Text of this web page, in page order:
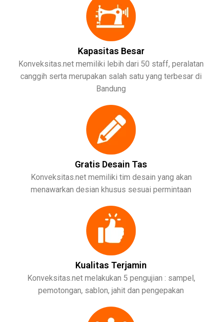
Kapasitas Besar
Konveksitas.net memiliki lebih dari 50 staff, peralatan
canggih serta merupakan salah satu yang terbesar di
Bandung
Gratis Desain Tas
Konveksitas.net memiliki tim desain yang akan
menawarkan desian khusus sesuai permintaan
Kualitas Terjamin
Konveksitas.net melakukan 5 pengujian : sampel,
pemotongan, sablon, jahit dan pengepakan